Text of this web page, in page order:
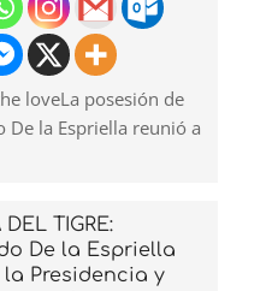
loveLa posesión de
De la Espriella reunió a
DEL TIGRE:
De la Espriella
la Presidencia y